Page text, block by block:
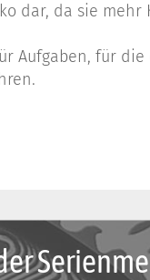
dar, da sie
Aufgaben, für